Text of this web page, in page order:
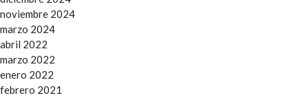
noviembre 2024
marzo 2024
abril 2022
marzo 2022
enero 2022
febrero 2021